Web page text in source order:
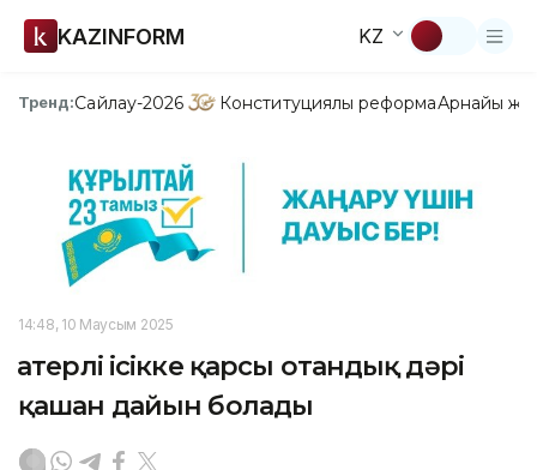
KAZINFORM KZ
Тренд:Сайлау-2026 Конституциялық реформаАрнайы
14:48, 10 Маусым 2025
Қатерлі ісікке қарсы отандық дәрі
қашан дайын болады